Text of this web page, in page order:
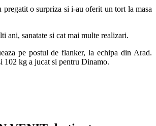
pregatit o surpriza si i-au oferit un tort la masa
ani, sanatate si cat mai multe realizari.
pe postul de flanker, la echipa din Arad.
102 kg a jucat si pentru Dinamo.